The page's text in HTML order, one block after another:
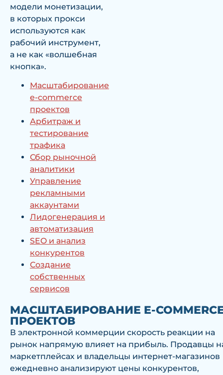
модели монетизации,
в которых прокси
используются как
рабочий инструмент,
а не как «волшебная
кнопка».
Масштабирование
e-commerce
проектов
Арбитраж и
тестирование
трафика
Сбор рыночной
аналитики
Управление
рекламными
аккаунтами
Лидогенерация и
автоматизация
SEO и анализ
конкурентов
Создание
собственных
сервисов
МАСШТАБИРОВАНИЕ E-
ПРОЕКТОВ
В электронной коммерции скорость реакции на
рынок напрямую влияет на прибыль. Продавцы
маркетплейсах и владельцы интернет-магазинов
ежедневно анализируют цены конкурентов,